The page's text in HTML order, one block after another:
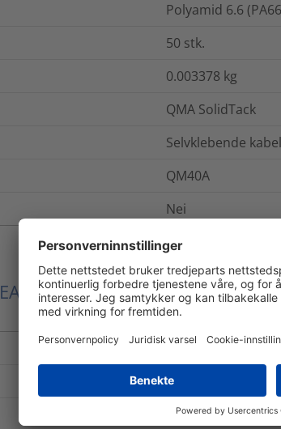
Polyamid 6.6
50 stk.
0.003378 kg
QMA SolidTack
Selvklebende
QM40A
Nei
EAN / El.nr. / Pakning Mer
UL 94 V2 (ekskl.
Nei
Nei